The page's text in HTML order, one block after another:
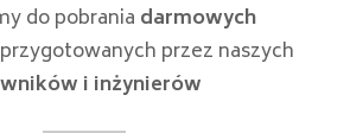
do pobrania darmowych
przygotowanych przez naszych
i inżynierów